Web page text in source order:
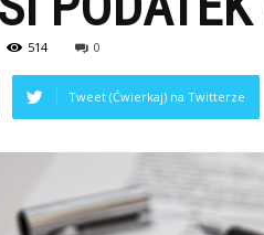
514 0
Tweet (Ćwierkaj) na Twitterze